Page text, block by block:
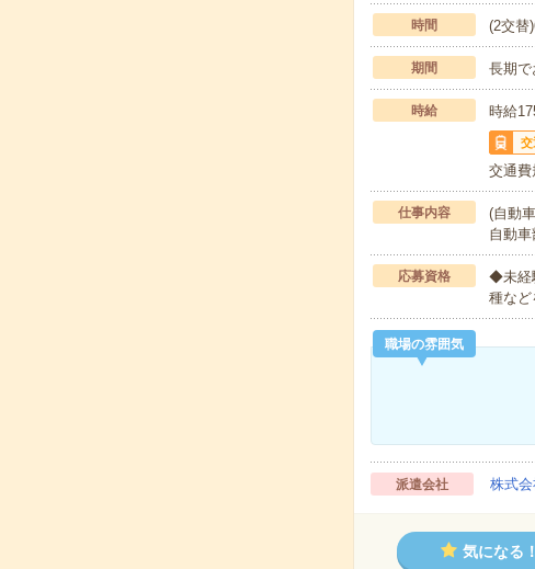
時間 (2交替
期間 長期で
時給 時給
交
交通費
仕事内容
(自動
自動
応募資格
◆未経
種な
職場の雰囲気
派遣会社 株式
気になる！